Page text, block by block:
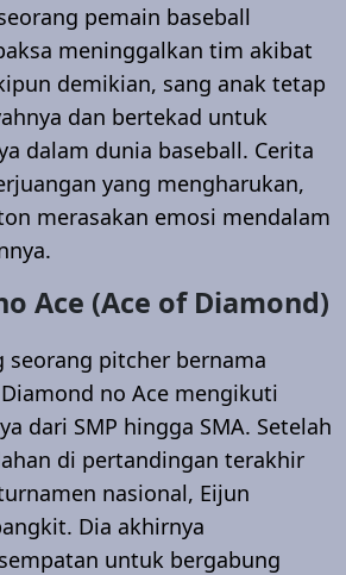
pemain baseball
meninggalkan tim akibat
demikian, sang anak tetap
dan bertekad untuk
dalam dunia baseball. Cerita
yang mengharukan,
merasakan emosi mendalam
Ace (Ace of Diamond)
seorang pitcher bernama
no Ace mengikuti
dari SMP hingga SMA. Setelah
di pertandingan terakhir
nasional, Eijun
Dia akhirnya
untuk bergabung